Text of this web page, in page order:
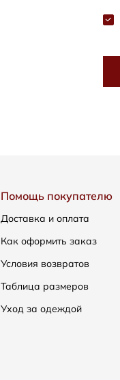
Помощь покупателю
Доставка и оплата
Как оформить заказ
Условия возвратов
Таблица размеров
Уход за одеждой